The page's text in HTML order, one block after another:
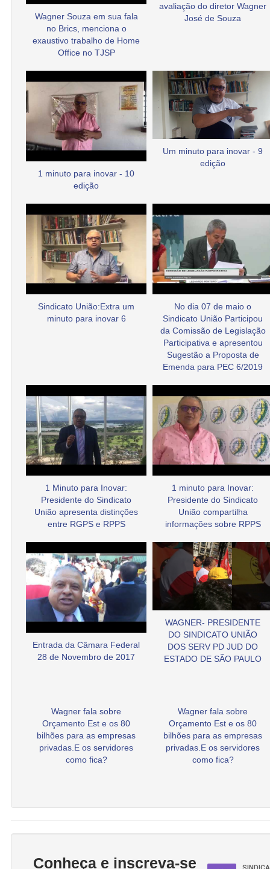
Wagner Souza em sua fala
no Brics, menciona o
exaustivo trabalho de Home
Office no TJSP
avaliação do diretor Wagner
José de Souza
1 minuto para inovar - 10
edição
Um minuto para inovar - 9
edição
Sindicato União:Extra um
minuto para inovar 6
No dia 07 de maio o
Sindicato União Participou
da Comissão de Legislação
Participativa e apresentou
Sugestão a Proposta de
Emenda para PEC 6/2019
1 Minuto para Inovar:
Presidente do Sindicato
União apresenta distinções
entre RGPS e RPPS
1 minuto para Inovar:
Presidente do Sindicato
União compartilha
informações sobre RPPS
Entrada da Câmara Federal
28 de Novembro de 2017
WAGNER- PRESIDENTE
DO SINDICATO UNIÃO
DOS SERV PD JUD DO
ESTADO DE SÃO PAULO
Wagner fala sobre
Orçamento Est e os 80
bilhões para as empresas
privadas.E os servidores
como fica?
Wagner fala sobre
Orçamento Est e os 80
bilhões para as empresas
privadas.E os servidores
como fica?
Conheça e inscreva-se